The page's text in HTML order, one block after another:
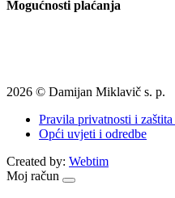
Mogućnosti plaćanja
2026 © Damijan Miklavič s. p.
Pravila privatnosti i
Opći uvjeti i odredbe
Created by: Webtim
Moj račun